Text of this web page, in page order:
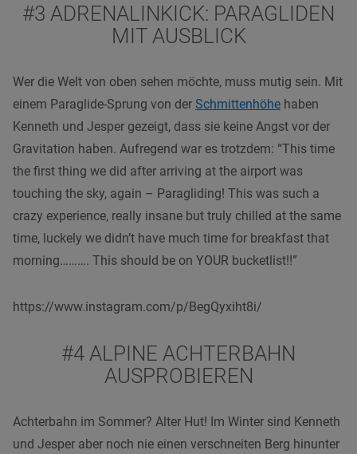
#3 ADRENALINKICK: PARAGLIDEN
MIT AUSBLICK
Wer die Welt von oben sehen möchte, muss mutig sein. Mit
einem Paraglide-Sprung von der Schmittenhöhe haben
Kenneth und Jesper gezeigt, dass sie keine Angst vor der
Gravitation haben. Aufregend war es trotzdem: “This time
the first thing we did after arriving at the airport was
touching the sky, again – Paragliding! This was such a
crazy experience, really insane but truly chilled at the same
time, luckely we didn’t have much time for breakfast that
morning………. This should be on YOUR bucketlist!!”
https://www.instagram.com/p/BegQyxiht8i/
#4 ALPINE ACHTERBAHN
AUSPROBIEREN
Achterbahn im Sommer? Alter Hut! Im Winter sind Kenneth
und Jesper aber noch nie einen verschneiten Berg hinunter